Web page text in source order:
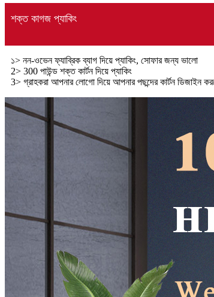
শক্ত কাগজ প্যাকিং
১> নন-ওভেন ফ্যাব্রিক ব্যাগ দিয়ে প্যাকিং, সোফার জন্য ভালো
2> 300 পাউন্ড শক্ত কার্টন দিয়ে প্যাকিং
3> গ্রাহকরা আপনার লোগো দিয়ে আপনার পছন্দের কার্টন ডিজাইন